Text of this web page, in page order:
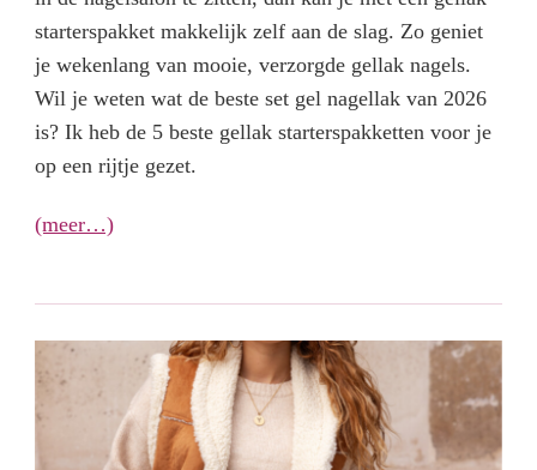
starterspakket makkelijk zelf aan de slag. Zo geniet
je wekenlang van mooie, verzorgde gellak nagels.
Wil je weten wat de beste set gel nagellak van 2026
is? Ik heb de 5 beste gellak starterspakketten voor je
op een rijtje gezet.
(meer…)